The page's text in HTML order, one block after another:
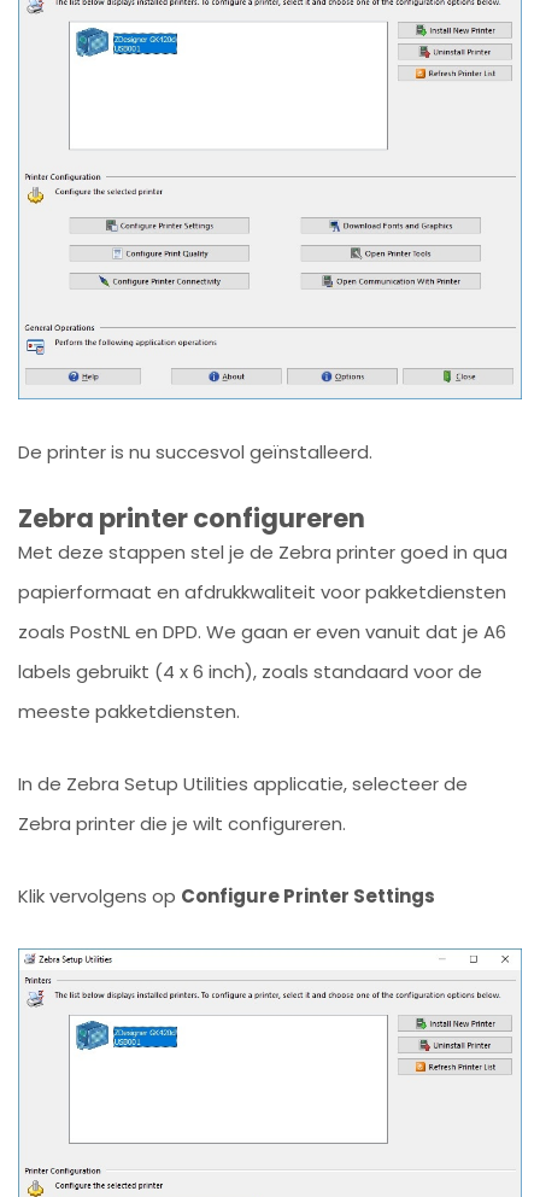
De printer is nu succesvol geïnstalleerd.
Zebra printer configureren
Met deze stappen stel je de Zebra printer goed in qua
papierformaat en afdrukkwaliteit voor pakketdiensten
zoals PostNL en DPD. We gaan er even vanuit dat je A6
labels gebruikt (4 x 6 inch), zoals standaard voor de
meeste pakketdiensten.
In de Zebra Setup Utilities applicatie, selecteer de
Zebra printer die je wilt configureren.
Klik vervolgens op Configure Printer Settings